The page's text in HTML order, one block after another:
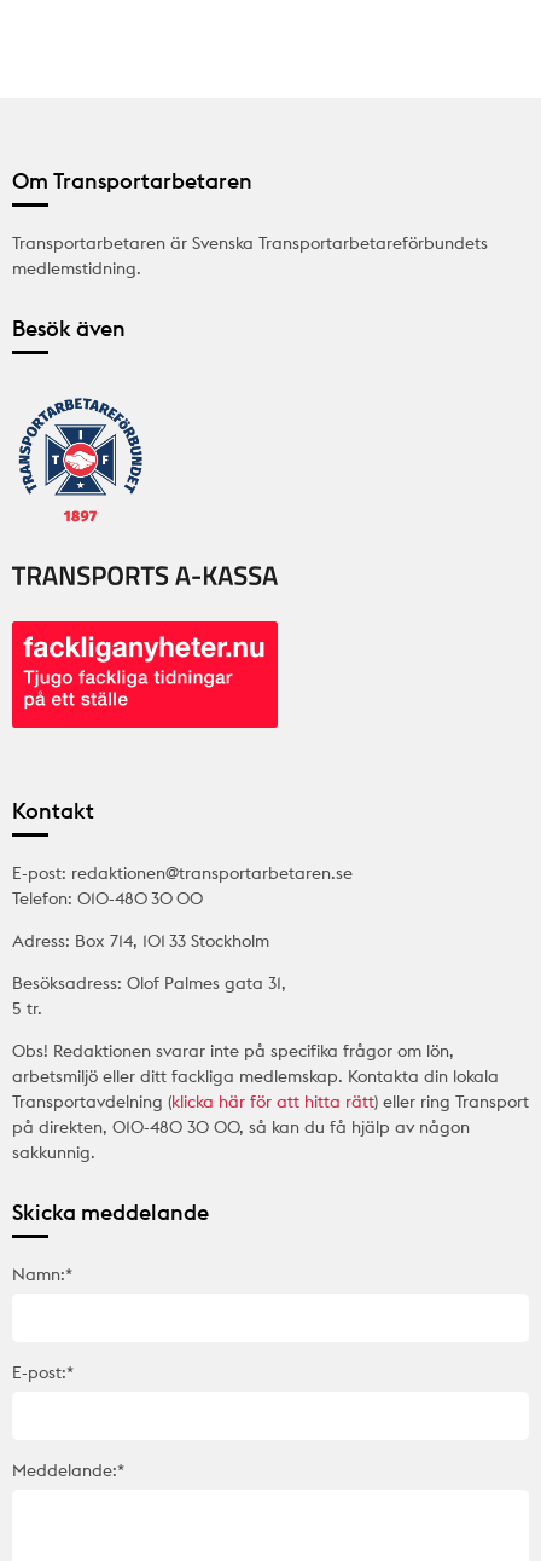
Om Transportarbetaren
Transportarbetaren är Svenska Transportarbetareförbundets
medlemstidning.
Besök även
Kontakt
E-post: redaktionen@transportarbetaren.se
Telefon: 010-480 30 00
Adress: Box 714, 101 33 Stockholm
Besöksadress: Olof Palmes gata 31,
5 tr.
Obs! Redaktionen svarar inte på specifika frågor om lön,
arbetsmiljö eller ditt fackliga medlemskap. Kontakta din lokala
Transportavdelning (klicka här för att hitta rätt) eller ring Transport
på direkten, 010-480 30 00, så kan du få hjälp av någon
sakkunnig.
Skicka meddelande
Namn:*
E-post:*
Meddelande:*